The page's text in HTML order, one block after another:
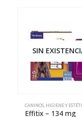
SIN
CANINOS, HIGIENE Y
Effitix – 134 mg